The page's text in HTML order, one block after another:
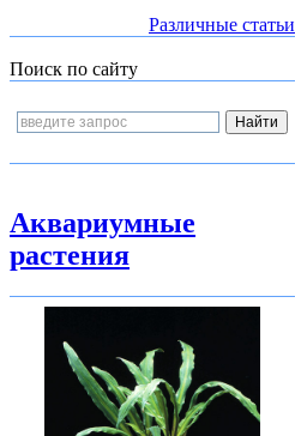
Различные статьи
Поиск по сайту
Аквариумные
растения